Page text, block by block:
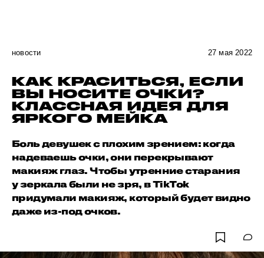
новости 27 мая 2022
КАК КРАСИТЬСЯ, ЕСЛИ
ВЫ НОСИТЕ ОЧКИ?
КЛАССНАЯ ИДЕЯ ДЛЯ
ЯРКОГО МЕЙКА
Боль девушек с плохим зрением: когда
надеваешь очки, они перекрывают
макияж глаз. Чтобы утренние старания
у зеркала были не зря, в TikTok
придумали макияж, который будет видно
даже из-под очков.